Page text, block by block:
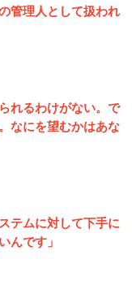
管理人として扱われ
れるわけがない。で
なにを望むかはあな
テムに対して下手に
んです」